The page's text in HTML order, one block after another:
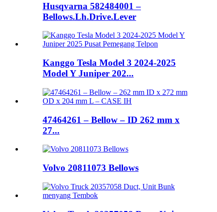
Husqvarna 582484001 –
Bellows.Lh.Drive.Lever
Kanggo Tesla Model 3 2024-2025
Model Y Juniper 202...
47464261 – Bellow – ID 262 mm x
27...
Volvo 20811073 Bellows